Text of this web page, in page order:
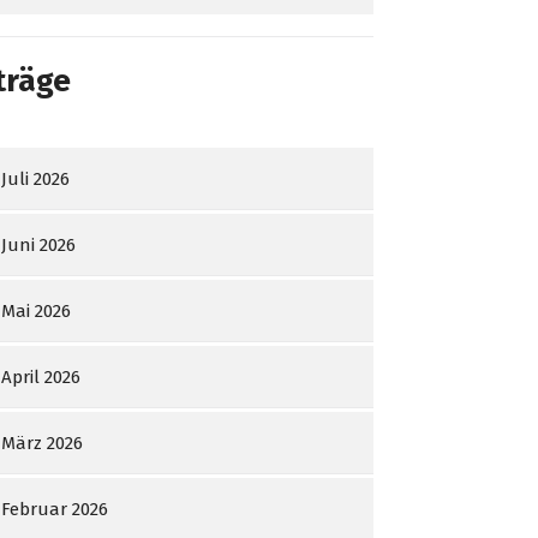
Juli 2026
Juni 2026
Mai 2026
April 2026
März 2026
Februar 2026